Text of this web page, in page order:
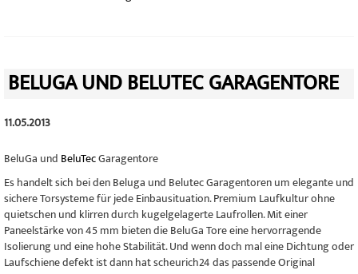
BELUGA UND BELUTEC GARAGENTORE
11.05.2013
BeluGa und BeluTecGaragentore
Es handelt sich bei den Beluga und Belutec Garagentoren um elegante und
sichere Torsysteme für jede Einbausituation. Premium Laufkultur ohne
quietschen und klirren durch kugelgelagerte Laufrollen. Mit einer
Paneelstärke von 45 mm bieten die BeluGa Tore eine hervorragende
Isolierung und eine hohe Stabilität. Und wenn doch mal eine Dichtung oder
Laufschiene defekt ist dann hat scheurich24 das passende Original